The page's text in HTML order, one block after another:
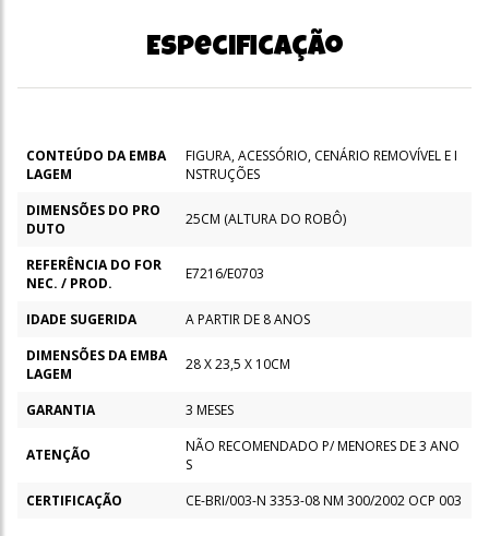
Especificação
CONTEÚDO DA EMBA
LAGEM
FIGURA, ACESSÓRIO, CENÁRIO REMOVÍVEL E I
NSTRUÇÕES
DIMENSÕES DO PRO
DUTO
25CM (ALTURA DO ROBÔ)
REFERÊNCIA DO FOR
NEC. / PROD.
E7216/E0703
IDADE SUGERIDA
A PARTIR DE 8 ANOS
DIMENSÕES DA EMBA
LAGEM
28 X 23,5 X 10CM
GARANTIA 3 MESES
ATENÇÃO
NÃO RECOMENDADO P/ MENORES DE 3 ANO
S
CERTIFICAÇÃO
CE-BRI/003-N 3353-08 NM 300/2002 OCP 003